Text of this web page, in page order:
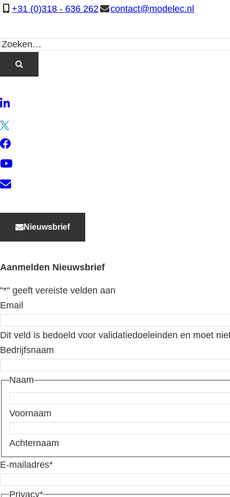
+31 (0)318 - 636 262
contact@modelec.nl
LinkedIn
YouTube
Contact
Nieuwsbrief
Aanmelden Nieuwsbrief
"*" geeft vereiste velden aan
Email
Dit veld is bedoeld voor validatiedoeleinden en moet
Bedrijfsnaam
Naam
Voornaam
Achternaam
E-mailadres*
Privacy*